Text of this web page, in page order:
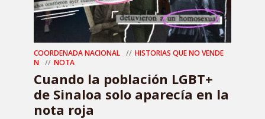
COORDENADA NACIONAL
HISTORIAS QUE NO VENDE
N
NOTA
Cuando la población LGBT+
de Sinaloa solo aparecía en la
nota roja